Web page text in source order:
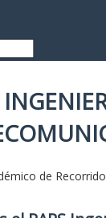
de